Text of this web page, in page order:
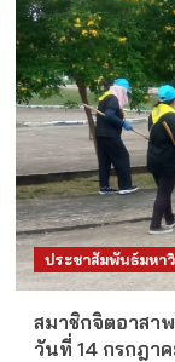
ประชาสัมพันธ์มหา
สมาชิกจิตอาสา
วันที่ 14 กรกฎา